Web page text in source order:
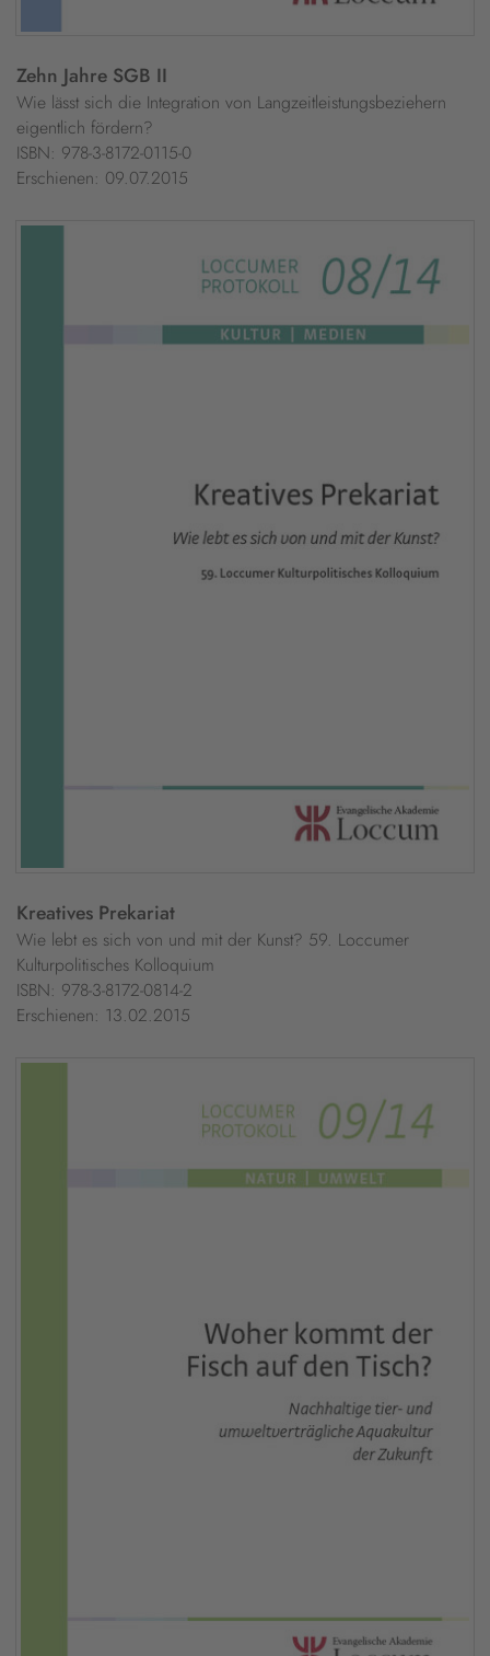
Zehn Jahre SGB II
Wie lässt sich die Integration von Langzeitleistungsbeziehern
eigentlich fördern?
ISBN: 978-3-8172-0115-0
Erschienen: 09.07.2015
Kreatives Prekariat
Wie lebt es sich von und mit der Kunst? 59. Loccumer
Kulturpolitisches Kolloquium
ISBN: 978-3-8172-0814-2
Erschienen: 13.02.2015